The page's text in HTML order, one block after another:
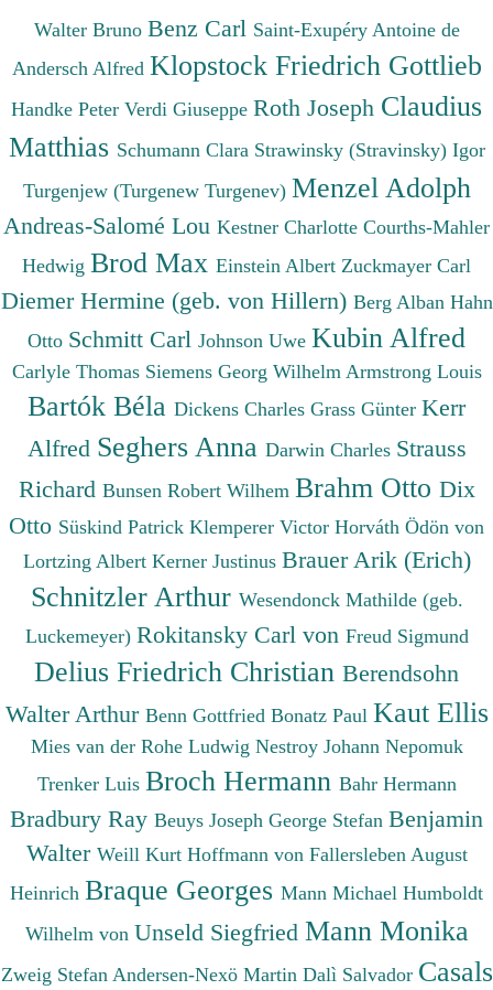
Walter Bruno Benz Carl Saint-Exupéry Antoine de
Andersch Alfred Klopstock Friedrich Gottlieb
Handke Peter Verdi Giuseppe Roth Joseph Claudius
Matthias Schumann Clara Strawinsky (Stravinsky) Igor
Turgenjew (Turgenew Turgenev) Menzel Adolph
Andreas-Salomé Lou Kestner Charlotte Courths-Mahler
Hedwig Brod Max Einstein Albert Zuckmayer Carl
Diemer Hermine (geb. von Hillern) Berg Alban Hahn
Otto Schmitt Carl Johnson Uwe Kubin Alfred
Carlyle Thomas Siemens Georg Wilhelm Armstrong Louis
Bartók Béla Dickens Charles Grass Günter Kerr
Alfred Seghers Anna Darwin Charles Strauss
Richard Bunsen Robert Wilhem Brahm Otto Dix
Otto Süskind Patrick Klemperer Victor Horváth Ödön von
Lortzing Albert Kerner Justinus Brauer Arik (Erich)
Schnitzler Arthur Wesendonck Mathilde (geb.
Luckemeyer) Rokitansky Carl von Freud Sigmund
Delius Friedrich Christian Berendsohn
Walter Arthur Benn Gottfried Bonatz Paul Kaut Ellis
Mies van der Rohe Ludwig Nestroy Johann Nepomuk
Trenker Luis Broch Hermann Bahr Hermann
Bradbury Ray Beuys Joseph George Stefan Benjamin
Walter Weill Kurt Hoffmann von Fallersleben August
Heinrich Braque Georges Mann Michael Humboldt
Wilhelm von Unseld Siegfried Mann Monika
Zweig Stefan Andersen-Nexö Martin Dalì Salvador Casals